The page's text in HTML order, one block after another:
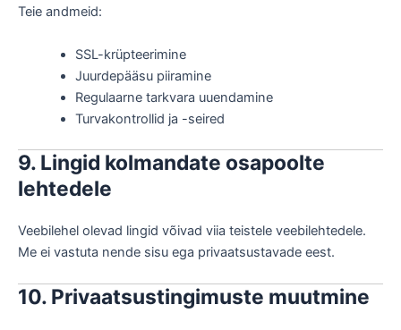
Teie andmeid:
SSL-krüpteerimine
Juurdepääsu piiramine
Regulaarne tarkvara uuendamine
Turvakontrollid ja -seired
9. Lingid kolmandate osapoolte
lehtedele
Veebilehel olevad lingid võivad viia teistele veebilehtedele.
Me ei vastuta nende sisu ega privaatsustavade eest.
10. Privaatsustingimuste muutmine